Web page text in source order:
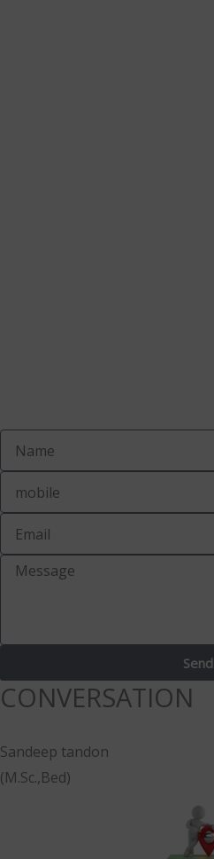
Send
CONVERSATION
Sandeep tandon
(M.Sc.,Bed)